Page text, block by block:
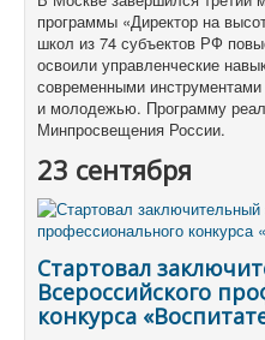
программы «Директор на
школ из 74 субъектов РФ
освоили управленческие
современными
и молодежью. Программу
Минпросвещения России.
23 сентября
Стартовал
Всероссийского
конкурса